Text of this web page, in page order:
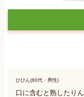
ひひん(60代・男性)
口に含むと熟したり